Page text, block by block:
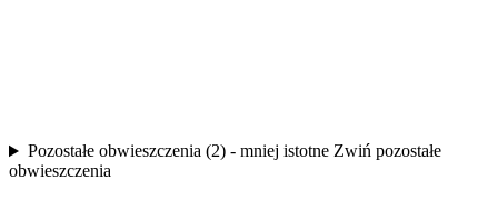
Pozostałe obwieszczenia (2) - mniej istotne Zwiń pozostałe
obwieszczenia